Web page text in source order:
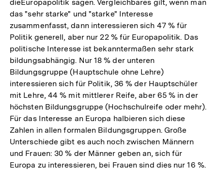
der
Fußnote
dieEuropapolitik sagen. Vergleichbares gilt, wenn man
das "sehr starke" und "starke" Interesse
zusammenfasst, dann interessieren sich 47 % für
Politik generell, aber nur 22 % für Europapolitik. Das
politische Interesse ist bekanntermaßen sehr stark
bildungsabhängig. Nur 18 % der unteren
Bildungsgruppe (Hauptschule ohne Lehre)
interessieren sich für Politik, 36 % der Hauptschüler
mit Lehre, 44 % mit mittlerer Reife, aber 65 % in der
höchsten Bildungsgruppe (Hochschulreife oder mehr).
Für das Interesse an Europa halbieren sich diese
Zahlen in allen formalen Bildungsgruppen. Große
Unterschiede gibt es auch noch zwischen Männern
und Frauen: 30 % der Männer geben an, sich für
Europa zu interessieren, bei Frauen sind dies nur 16 %.